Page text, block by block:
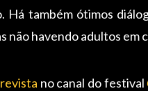
Há também ótimos
não havendo adultos
no canal do festival